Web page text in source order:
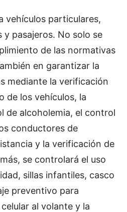
vehículos particulares,
pasajeros. No solo se
de las normativas
en garantizar la
mediante la verificación
de los vehículos, la
de alcoholemia, el control
conductores de
y la verificación de
se controlará el uso
sillas infantiles, casco
preventivo para
al volante y la